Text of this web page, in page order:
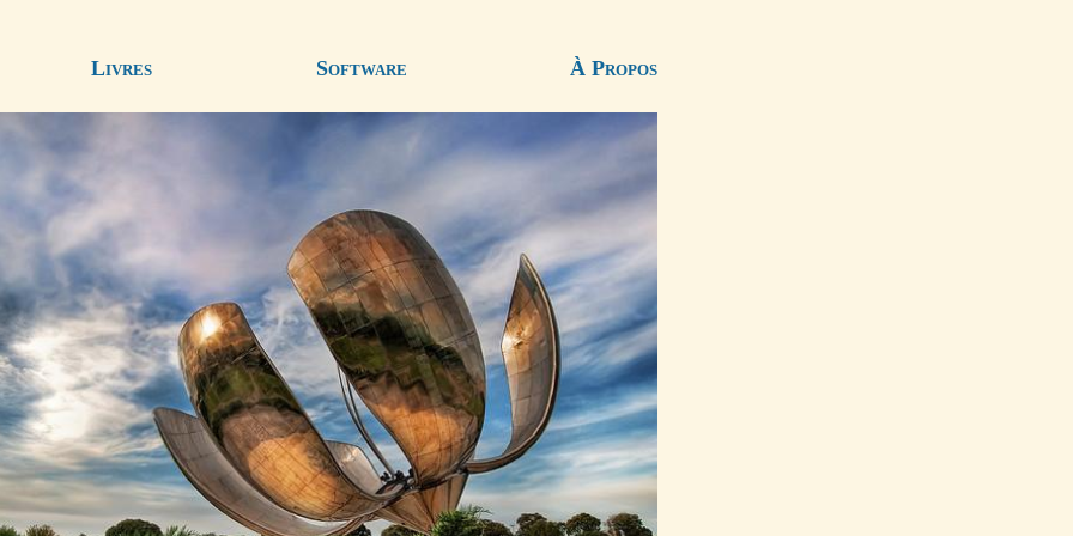
Livres Software À Propos